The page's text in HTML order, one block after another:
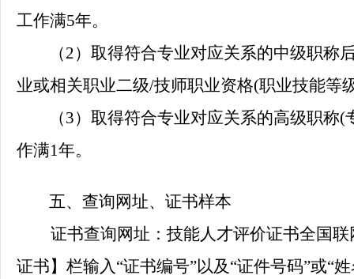
工作满5年。
（2）取得符合专业对应关系的中级职称
业或相关职业二级/技师职业资格(职业技能等
（3）取得符合专业对应关系的高级职称(
作满1年。
五、查询网址、证书样本
证书查询网址： 技能人才评价证书全国联
证书】栏输入“证书编号”以及“证件号码”或“